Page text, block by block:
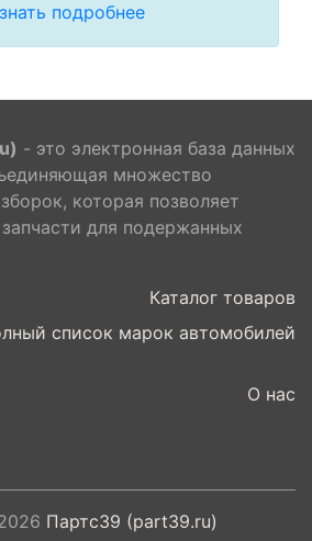
подробнее
- это электронная база данных
множество
которая позволяет
для подержанных
Каталог товаров
список марок автомобилей
О нас
Партс39 (part39.ru)